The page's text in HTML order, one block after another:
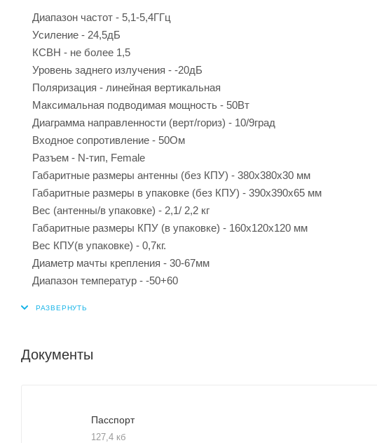
Диапазон частот - 5,1-5,4ГГц
Усиление - 24,5дБ
КСВН - не более 1,5
Уровень заднего излучения - -20дБ
Поляризация - линейная вертикальная
Максимальная подводимая мощность - 50Вт
Диаграмма направленности (верт/гориз) - 10/9град
Входное сопротивление - 50Ом
Разъем - N-тип, Female
Габаритные размеры антенны (без КПУ) - 380х380х30 мм
Габаритные размеры в упаковке (без КПУ) - 390х390х65 мм
Вес (антенны/в упаковке) - 2,1/ 2,2 кг
Габаритные размеры КПУ (в упаковке) - 160х120х120 мм
Вес КПУ(в упаковке) - 0,7кг.
Диаметр мачты крепления - 30-67мм
Диапазон температур - -50+60
Документы
Пасспорт
127,4 кб